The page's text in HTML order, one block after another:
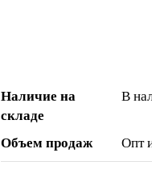
Наличие на
складе
В
Объем продаж Опт